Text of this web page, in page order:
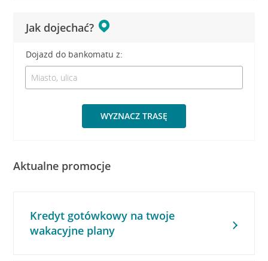
Jak dojechać?
Dojazd do bankomatu z:
WYZNACZ TRASĘ
Aktualne promocje
Kredyt gotówkowy na twoje
wakacyjne plany